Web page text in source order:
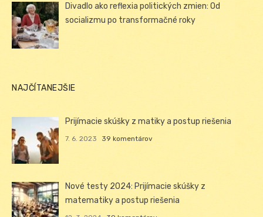
Divadlo ako reflexia politických zmien: Od
socializmu po transformačné roky
NAJČÍTANEJŠIE
Prijímacie skúšky z matiky a postup riešenia
7. 6. 2023 39 komentárov
Nové testy 2024: Prijímacie skúšky z
matematiky a postup riešenia